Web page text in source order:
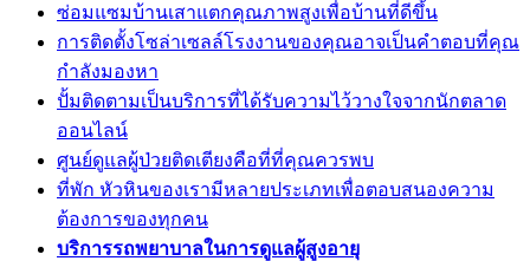
ซ่อมแซมบ้านเสาแตกคุณภาพสูงเพื่อบ้านที่ดีขึ้น
การติดตั้งโซล่าเซลล์โรงงานของคุณอาจเป็นคำตอบที่คุณ
กำลังมองหา
ปั้มติดตามเป็นบริการที่ได้รับความไว้วางใจจากนักตลาด
ออนไลน์
ศูนย์ดูแลผู้ป่วยติดเตียงคือที่ที่คุณควรพบ
ที่พัก หัวหินของเรามีหลายประเภทเพื่อตอบสนองความ
ต้องการของทุกคน
บริการรถพยาบาลในการดูแลผู้สูงอายุ